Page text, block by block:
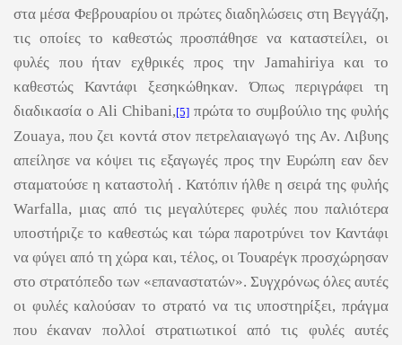
στα μέσα Φεβρουαρίου οι πρώτες διαδηλώσεις στη Βεγγάζη,
τις οποίες το καθεστώς προσπάθησε να καταστείλει, οι
φυλές που ήταν εχθρικές προς την Jamahiriya και το
καθεστώς Καντάφι ξεσηκώθηκαν. Όπως περιγράφει τη
διαδικασία ο Ali Chibani,[5]πρώτα το συμβούλιο της φυλής
Zouaya, που ζει κοντά στον πετρελαιαγωγό της Αν. Λιβυης
απείλησε να κόψει τις εξαγωγές προς την Ευρώπη εαν δεν
σταματούσε η καταστολή . Κατόπιν ήλθε η σειρά της φυλής
Warfalla, μιας από τις μεγαλύτερες φυλές που παλιότερα
υποστήριζε το καθεστώς και τώρα παροτρύνει τον Καντάφι
να φύγει από τη χώρα και, τέλος, οι Τουαρέγκ προσχώρησαν
στο στρατόπεδο των «επαναστατών». Συγχρόνως όλες αυτές
οι φυλές καλούσαν το στρατό να τις υποστηρίξει, πράγμα
που έκαναν πολλοί στρατιωτικοί από τις φυλές αυτές